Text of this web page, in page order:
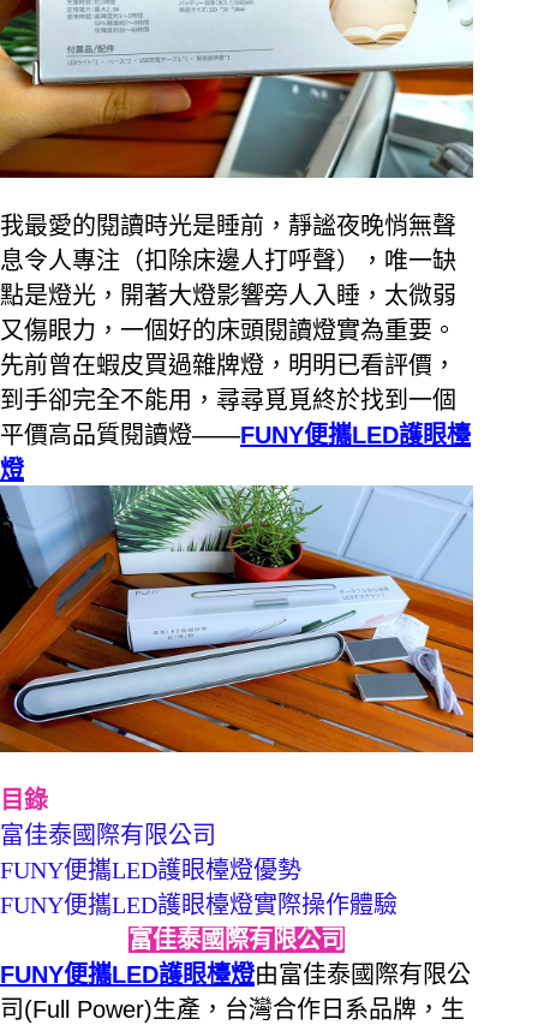
我最愛的閱讀時光是睡前，靜謐夜晚悄無聲
息令人專注（扣除床邊人打呼聲），唯一缺
點是燈光，開著大燈影響旁人入睡，太微弱
又傷眼力，一個好的床頭閱讀燈實為重要。
先前曾在蝦皮買過雜牌燈，明明已看評價，
到手卻完全不能用，尋尋覓覓終於找到一個
平價高品質閱讀燈——FUNY便攜LED護眼檯
燈
目錄
富佳泰國際有限公司
FUNY便攜LED護眼檯燈優勢
FUNY便攜LED護眼檯燈實際操作體驗
富佳泰國際有限公司
FUNY便攜LED護眼檯燈由富佳泰國際有限公
司 (Full Power)生產，台灣合作日系品牌，生